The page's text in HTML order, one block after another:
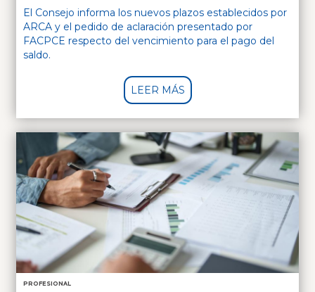
El Consejo informa los nuevos plazos establecidos por
ARCA y el pedido de aclaración presentado por
FACPCE respecto del vencimiento para el pago del
saldo.
LEER MÁS
PROFESIONAL